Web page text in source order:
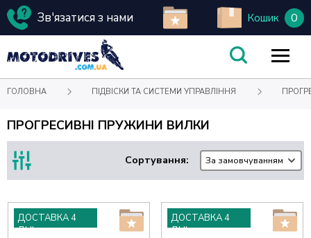
Зв'язатися з нами Кошик 0
ГОЛОВНА ПІДВІСКИ ТА СИСТЕМИ УПРАВЛІННЯ
ПРОГРЕСИВНІ ПРУЖИНИ ВИЛКИ
Сортування: За замовчуванням
ДОСТАВКА 4
ДНІ
ДОСТАВКА 4
ДНІ